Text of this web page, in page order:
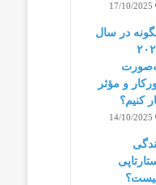
17/10/2025
در سال
و مؤثر
کنیم؟
14/10/2025